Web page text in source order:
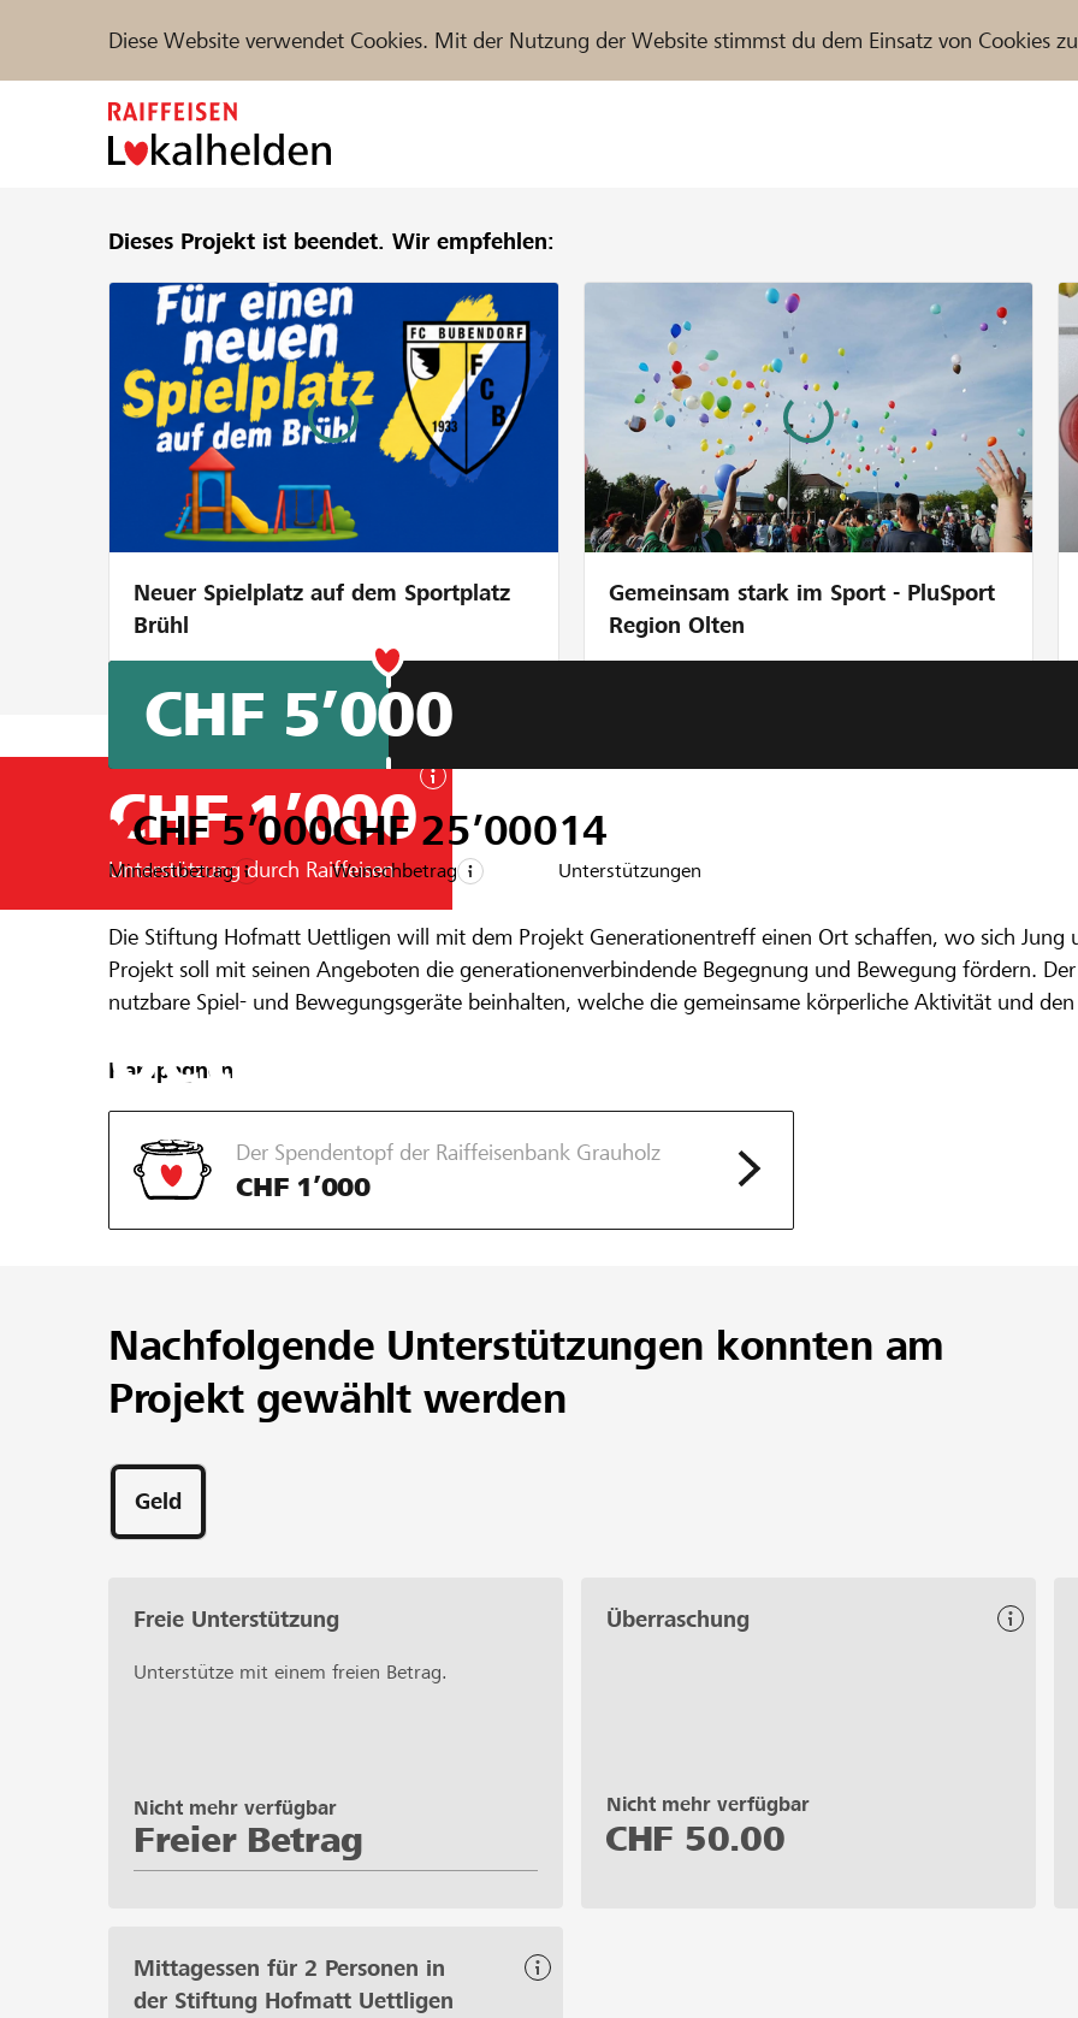
Diese Website verwendet Cookies. Mit der Nutzung der Website stimmst du dem Einsatz von Cookies
Unterstützen Hilfe & Support Partner / Raiffeisenbank
Projekte und Organisationen finden
FR IT
Dieses Projekt ist beendet. Wir empfehlen:
Neuer Spielplatz auf dem Sportplatz
Brühl
Gemeinsam stark im Sport - PluSport
Region Olten
CHF 1’000
Unterstützung durch Raiffeisen
Generationentreff
Uettligen
Ein Projekt aus der Region der Raiffeisenbank Grauholz
Die Stiftung Hofmatt Uettligen will mit dem Projekt Generationentreff einen Ort schaffen, wo sich Jung
Projekt soll mit seinen Angeboten die generationenverbindende Begegnung und Bewegung fördern.
nutzbare Spiel- und Bewegungsgeräte beinhalten, welche die gemeinsame körperliche Aktivität und
Pflegezentrums und deren Besuch – sei es als «Ausflugsziel» oder im Rahmen der Aktivierungsangebote
CHF 5’000
CHF 5’000
Mindestbetrag
CHF 25’000
Wunschbetrag
14
Unterstützungen
Kampagnen
Der Spendentopf der Raiffeisenbank Grauholz
CHF 1’000
Nachfolgende Unterstützungen konnten am
Projekt gewählt werden
Geld
Freie Unterstützung
Unterstütze mit einem freien Betrag.
Freier Betrag
Nicht mehr verfügbar
Überraschung
Nicht mehr verfügbar
CHF 50.00
Mittagessen für 2 Personen in
der Stiftung Hofmatt Uettligen